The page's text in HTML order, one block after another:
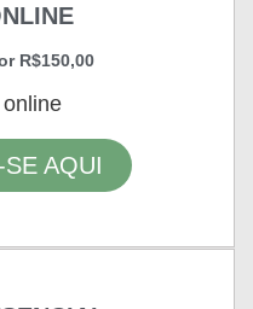
R$150,00
AQUI